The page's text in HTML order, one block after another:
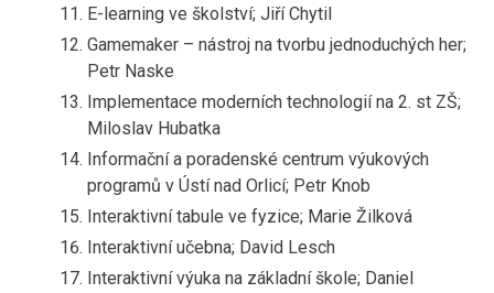
E-learning ve školství; Jiří Chytil
Gamemaker – nástroj na tvorbu jednoduchých her;
Petr Naske
Implementace moderních technologií na 2. st ZŠ;
Miloslav Hubatka
Informační a poradenské centrum výukových
programů v Ústí nad Orlicí; Petr Knob
Interaktivní tabule ve fyzice; Marie Žilková
Interaktivní učebna; David Lesch
Interaktivní výuka na základní škole; Daniel